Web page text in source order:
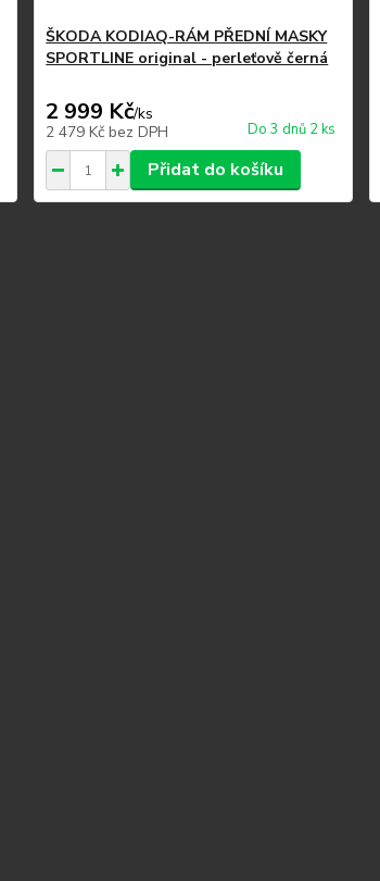
ŠKODA KODIAQ-RÁM PŘEDNÍ MASKY
SPORTLINE original - perleťově černá
2 999 Kč/ks
2 479 Kčbez DPH Do 3 dnů 2 ks
Přidat do košíku